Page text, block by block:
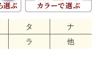
タ
ナ
ラ 他